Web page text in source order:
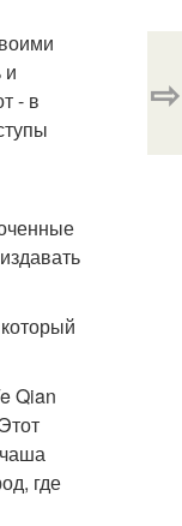
и
- в
Qian
где
⇨